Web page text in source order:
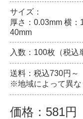
サイズ：
厚さ：0.03mm 横：
40mm
入数：100枚（税込
送料：税込730円～
※地域によって異な
価格：581円